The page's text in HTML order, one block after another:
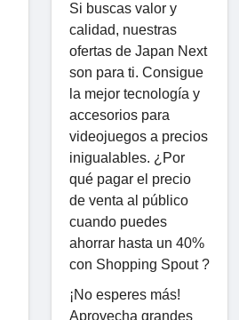
Si buscas valor y
calidad, nuestras
ofertas de Japan Next
son para ti. Consigue
la mejor tecnología y
accesorios para
videojuegos a precios
inigualables. ¿Por
qué pagar el precio
de venta al público
cuando puedes
ahorrar hasta un 40%
con Shopping Spout ?
¡No esperes más!
Aprovecha grandes